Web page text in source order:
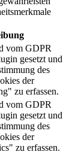
vom GDPR
gesetzt und
des
der
zu erfassen.
vom GDPR
gesetzt und
des
der
zu erfassen.